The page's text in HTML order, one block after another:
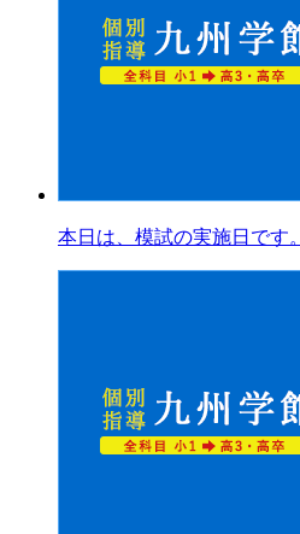
本日は、模試の実施日です。